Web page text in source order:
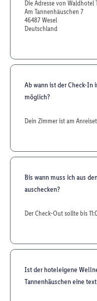
Die Adresse von
Am Tannenhäuschen 7
46487 Wesel
Deutschland
Ab wann ist der Check-In
möglich?
Dein Zimmer ist am
Bis wann muss ich aus
auschecken?
Der Check-Out sollte bis
Ist der hoteleigene
Tannenhäuschen eine